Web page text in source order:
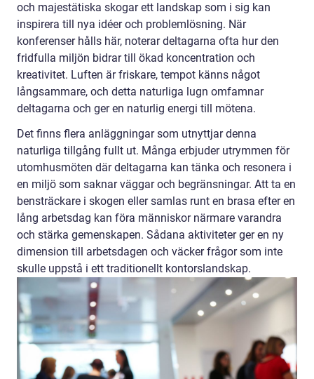
och majestätiska skogar ett landskap som i sig kan
inspirera till nya idéer och problemlösning. När
konferenser hålls här, noterar deltagarna ofta hur den
fridfulla miljön bidrar till ökad koncentration och
kreativitet. Luften är friskare, tempot känns något
långsammare, och detta naturliga lugn omfamnar
deltagarna och ger en naturlig energi till mötena.
Det finns flera anläggningar som utnyttjar denna
naturliga tillgång fullt ut. Många erbjuder utrymmen för
utomhusmöten där deltagarna kan tänka och resonera i
en miljö som saknar väggar och begränsningar. Att ta en
bensträckare i skogen eller samlas runt en brasa efter en
lång arbetsdag kan föra människor närmare varandra
och stärka gemenskapen. Sådana aktiviteter ger en ny
dimension till arbetsdagen och väcker frågor som inte
skulle uppstå i ett traditionellt kontorslandskap.